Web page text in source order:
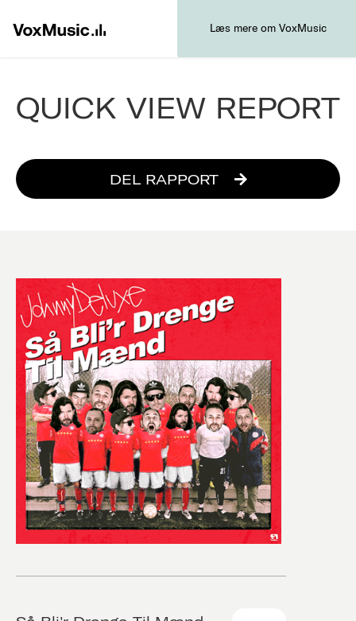
Læs mere om VoxMusic
QUICK VIEW REPORT
DEL RAPPORT